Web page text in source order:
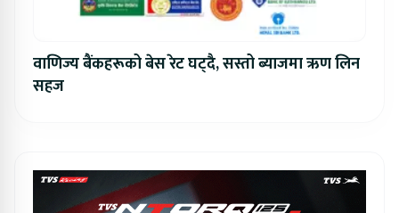
वाणिज्य बैंकहरूको बेस रेट घट्दै, सस्तो ब्याजमा ऋण लिन
सहज